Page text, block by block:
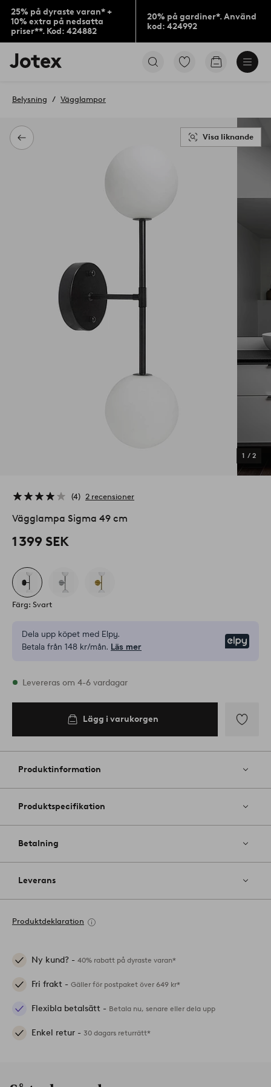
25% på dyraste varan* +
10% extra på nedsatta
priser**. Kod: 424882
20% på gardiner*. Använd
kod: 424992
Jotex
logotyp
till
Gå
Gå
Tillbaka
Belysning Vägglampor
1 / 2
Visa liknande
4 2 recensioner
Vägglampa Sigma 49 cm
1 399 SEK
Färg: Svart
Dela upp köpet med Elpy.
Betala från 148 kr/mån. Läs mer
I lager
Levereras om 4-6 vardagar
Lägg i varukorgen
till
favoriter
Produktinformation
Produktspecifikation
Betalning
Leverans
Produktdeklaration
Ny kund? - 40% rabatt på dyraste varan*
Fri frakt - Gäller för postpaket över 649 kr*
Flexibla betalsätt - Betala nu, senare eller dela upp
Enkel retur - 30 dagars returrätt*